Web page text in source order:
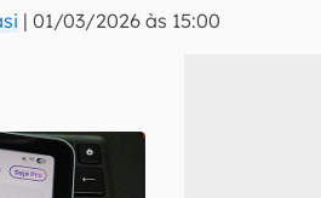
|01/03/2026 às 15:00
de Uso e Política de Privacidade do